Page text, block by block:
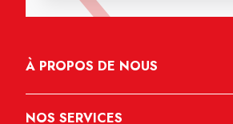
À PROPOS DE NOUS
NOS SERVICES